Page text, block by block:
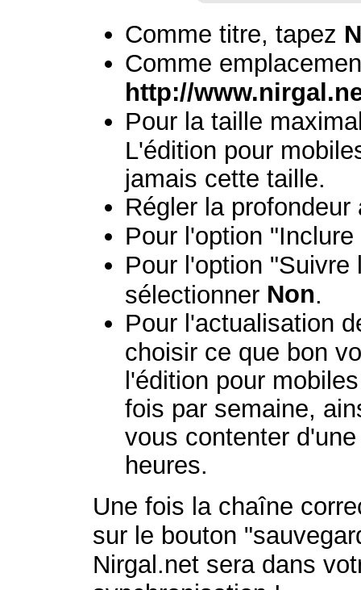
Comme titre, tapez
Comme
http://
Pour la taille
L'édition pour
jamais cette taille.
Régler la
Pour l'option
Pour l'option
sélectionner Non.
Pour l'actualisation
choisir ce que bon
l'édition pour
fois par semaine,
vous contenter
heures.
Une fois la chaîne
sur le bouton
Nirgal.net sera dans